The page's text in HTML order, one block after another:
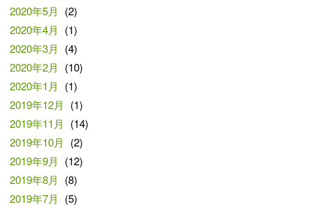
2020年5月
(2)
2020年4月
(1)
2020年3月
(4)
2020年2月
(10)
2020年1月
(1)
2019年12月
(1)
2019年11月
(14)
2019年10月
(2)
2019年9月
(12)
2019年8月
(8)
2019年7月
(5)